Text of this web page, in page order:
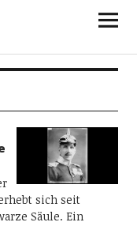
sich seit
Säule. Ein